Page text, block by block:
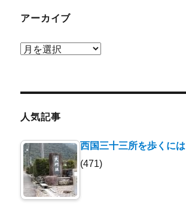
アーカイブ
ア
ブ
人気記事
西国三十三所を歩くには
(471)